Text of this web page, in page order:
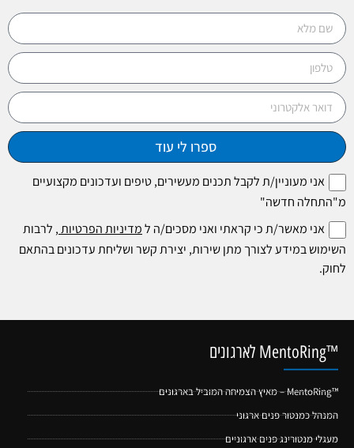
אני מעוניין/ת לקבל תכנים מעשירים, טיפים ועדכונים מקצועיים
מ"התחלה חדשה"
אני מאשר/ת כי קראתי ואני מסכים/ה למדיניות הפרטיות, לרבות
השימוש במידע לצורך מתן שירות, יצירת קשר ושליחת עדכונים בהתאם
לחוק.
ספרו לי עוד
™MentoRing לארגונים
™MentoRing – מאיץ הצמיחה המוביל בארגונים
המנהל כמנטור פנים ארגוני
מעגלי מנטורינג פנים ארגוניים